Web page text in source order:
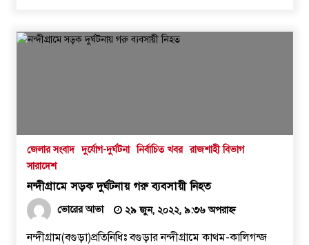
জেলার সংবাদ দুর্যোগ-দুর্ঘটনা নির্বাচিত খবর রাজশাহী বিভাগ
সারাদেশ
নন্দীগ্রামে সড়ক দুর্ঘটনায় গরু ব্যবসায়ী নিহত
ভোরের আভা ২৯ জুন, ২০২২, ৯:৩৬ অপরাহ্ন
নন্দীগ্রাম(বগুড়া)প্রতিনিধিঃ বগুড়ার নন্দীগ্রামে কাথম-কালিগন্জ